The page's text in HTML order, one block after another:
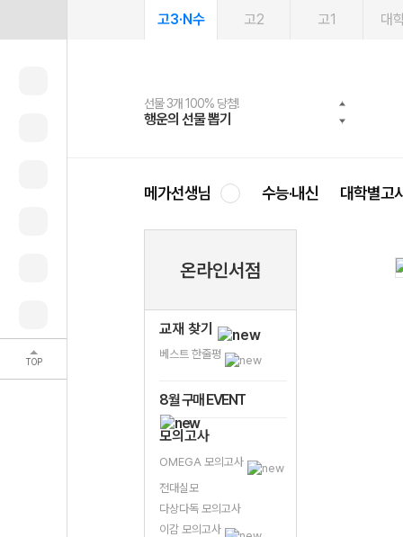
TOP
고3·N수 고2 고1 대
선물 3개 100% 당첨!
행운의 선물 뽑기
선물 100% 증정!
메가스터디 X 올리브
여름방학 스터디 캐시백
메가런 썸머스쿨
2027 러셀 단과
강사 공개선발
스마트러닝앱
설문 EVENT
메가패스
3일 무료 체험권
메가패스 수강생 무료혜택!
메가클럽 멤버십
사회공헌 캠페인
희망이룸 메가나눔
메가선생님 수능·내신 대학별고
온라인서점
교재 찾기
베스트 한줄평
8월 구매 EVENT
모의고사
OMEGA 모의고사
전대실모
다상다독 모의고사
이감 모의고사